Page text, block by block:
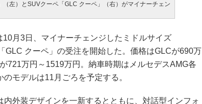
（左）とSUVクーペ「GLC クーペ」（右）がマイナーチェン
月3日、マイナーチェンジしたミドルサイズ
GLC クーペ」の受注を開始した。価格はGLCが690万
721万円～1519万円。納車時期はメルセデスAMG各
モデルは11月ごろを予定する。
外装デザインを一新するとともに、対話型インフォ